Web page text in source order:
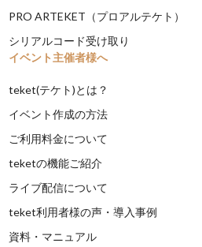
PRO ARTEKET（プロアルテケト）
シリアルコード受け取り
イベント主催者様へ
teket(テケト)とは？
イベント作成の方法
ご利用料金について
teketの機能ご紹介
ライブ配信について
teket利用者様の声・導入事例
資料・マニュアル